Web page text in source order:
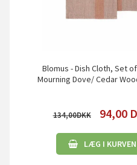
Blomus - Dish Cloth, Set
Mourning Dove/ Cedar
134,00 94,00
LÆG I KURVEN